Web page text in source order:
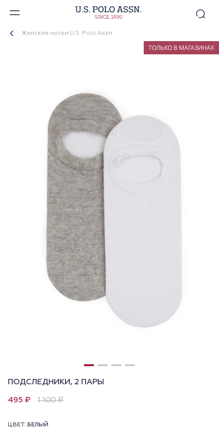
Женские носки U.S. Polo Assn.
ТОЛЬКО В МАГАЗИНАХ
ПОДСЛЕДНИКИ, 2 ПАРЫ
495 ₽ 1 100 ₽
ЦВЕТ: БЕЛЫЙ